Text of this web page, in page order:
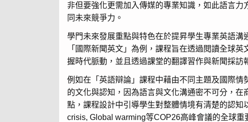
非但要強化更需加入傳媒的專業知識，如此語言
同未來競爭力。
學門未來發展重點與特色在於提昇學生專業英語
「國際新聞英文」為例，課程旨在透過閱讀全球
握時代脈動，並且透過課堂的翻譯習作與新聞採
例如在「英語辯論」課程中藉由不同主題及國際
的文化與認知，因為語言與文化溝通密不可分，
點，課程設計中引導學生對整體情境有清楚的認
crisis, Global warming等COP26高峰會議的全球